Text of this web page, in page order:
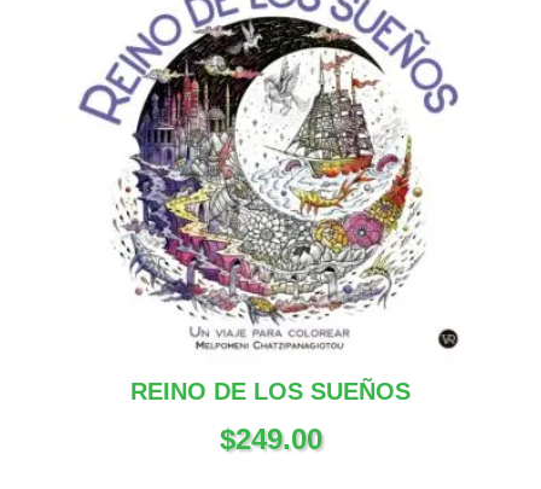
REINO DE LOS SUEÑOS
$249.00